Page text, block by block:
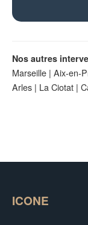
Nos autres
Marseille | Aix-en-
Arles | La Ciotat |
ICONE